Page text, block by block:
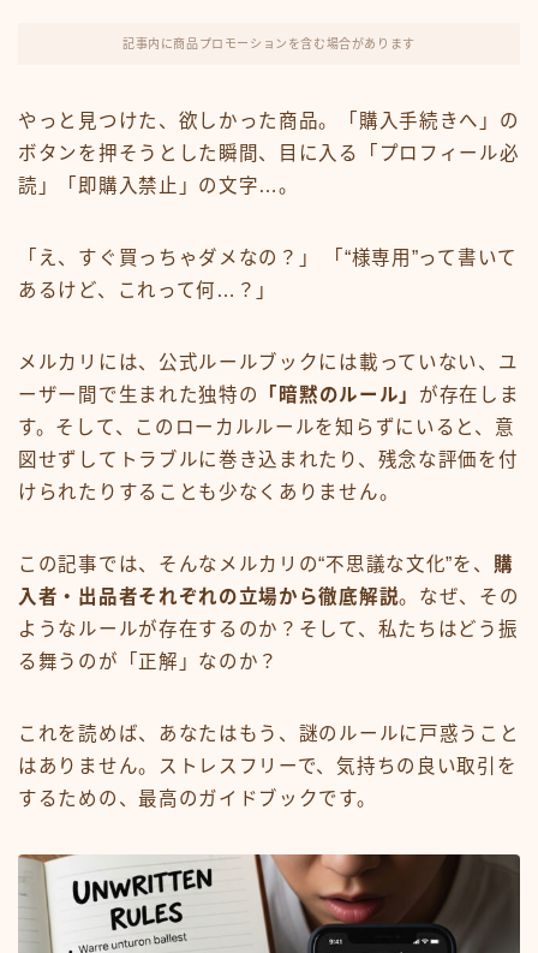
リスキング・ラーニング
記事内に商品プロモーションを含む場合があります
やっと見つけた、欲しかった商品。「購入手続きへ」の
ボタンを押そうとした瞬間、目に入る「プロフィール必
読」「即購入禁止」の文字…。
「え、すぐ買っちゃダメなの？」 「“様専用”って書いて
あるけど、これって何…？」
メルカリには、公式ルールブックには載っていない、ユ
ーザー間で生まれた独特の
「暗黙のルール」 が存在しま
す。そして、このローカルルールを知らずにいると、意
図せずしてトラブルに巻き込まれたり、残念な評価を付
けられたりすることも少なくありません。
この記事では、そんなメルカリの“不思議な文化”を、 購
入者・出品者それぞれの立場から徹底解説。なぜ、その
ようなルールが存在するのか？そして、私たちはどう振
る舞うのが「正解」なのか？
これを読めば、あなたはもう、謎のルールに戸惑うこと
はありません。ストレスフリーで、気持ちの良い取引を
するための、最高のガイドブックです。